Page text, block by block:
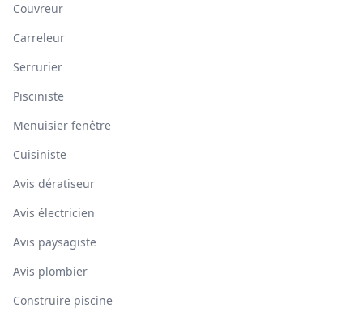
Couvreur
Carreleur
Serrurier
Pisciniste
Menuisier fenêtre
Cuisiniste
Avis dératiseur
Avis électricien
Avis paysagiste
Avis plombier
Construire piscine